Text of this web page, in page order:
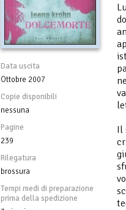
Data uscita
Ottobre 2007
Copie disponibili
nessuna
Pagine
239
Rilegatura
brossura
Tempi medi di preparazione
prima della spedizione
Il